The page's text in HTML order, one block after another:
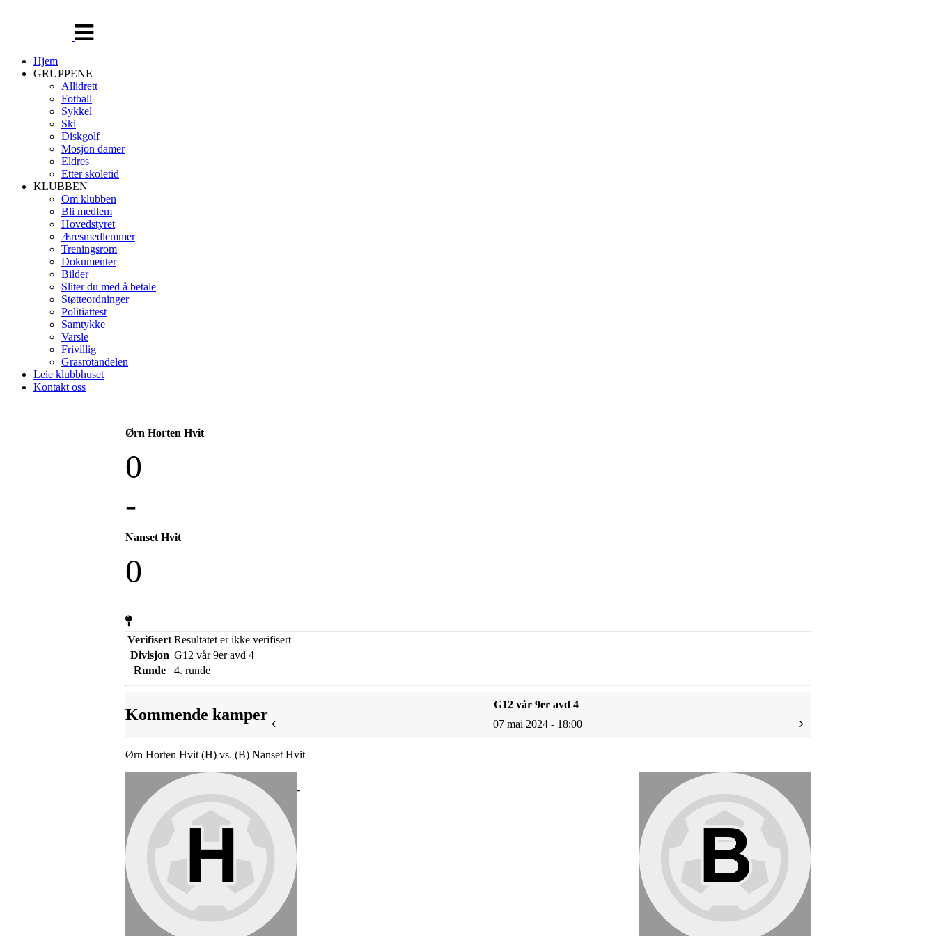
navigasjon
Hjem
GRUPPENE
Allidrett
Fotball
Sykkel
Ski
Diskgolf
Mosjon damer
Eldres
Etter skoletid
KLUBBEN
Om klubben
Bli medlem
Hovedstyret
Æresmedlemmer
Treningsrom
Dokumenter
Bilder
Sliter du med å betale
Støtteordninger
Politiattest
Samtykke
Varsle
Frivillig
Grasrotandelen
Leie klubbhuset
Kontakt oss
Ørn Horten Hvit
0
-
Nanset Hvit
0
Verifisert Resultatet er ikke verifisert
Divisjon G12 vår 9er avd 4
Runde
4. runde
Kommende kamper
G12 vår 9er avd 4
07 mai 2024 - 18:00
Ørn Horten Hvit (H) vs. (B) Nanset Hvit
-